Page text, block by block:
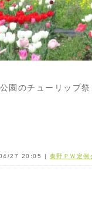
園のチューリップ
27 20:05 | 秦野ＰＷ定例